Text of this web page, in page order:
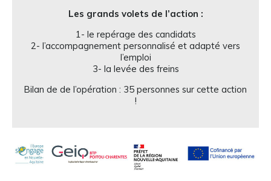
Les grands volets de l’action :
1- le repérage des candidats
2- l’accompagnement personnalisé et adapté vers
l’emploi
3- la levée des freins
Bilan de de l’opération : 35 personnes sur cette action
!